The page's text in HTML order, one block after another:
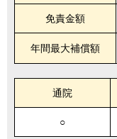
免責金額
年間最大補償額
通院
○